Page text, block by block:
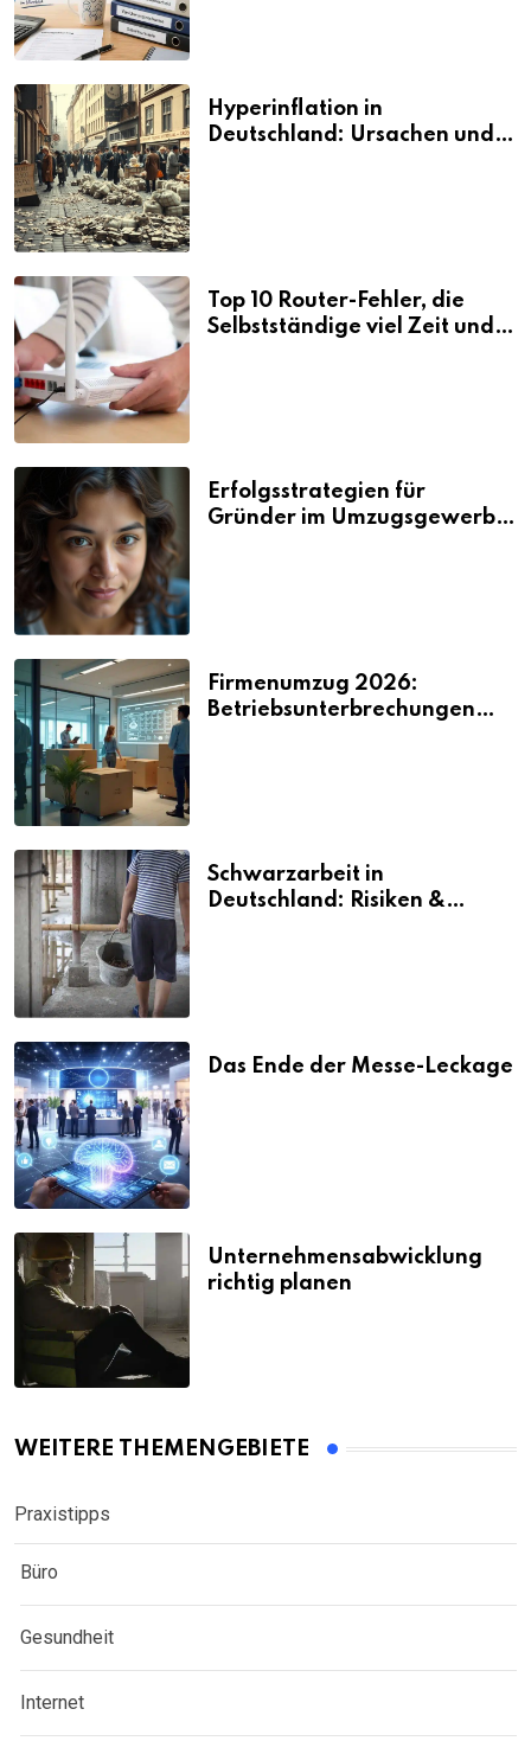
Hyperinflation in
Deutschland: Ursachen und
Top 10 Router-Fehler, die
Selbstständige viel Zeit und
Erfolgsstrategien für
Gründer im Umzugsgewerbe
Firmenumzug 2026:
Betriebsunterbrechungen
Schwarzarbeit in
Deutschland: Risiken &
Das Ende der Messe-Leckage
Unternehmensabwicklung
richtig planen
WEITERE THEMENGEBIETE
Praxistipps
Büro
Gesundheit
Internet